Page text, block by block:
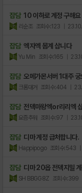
잡담 10 이하로 계정 구해요
리순조 조회수:123 |
잡담 엑자엑 몸계 삽니다
Yu Min 조회수:165 |
잡담 오메가몬서버 1대주
크롬대거 조회수:404 |
잡담 전덱마왕엑or리리엑
요즘추워 조회수:97 |
잡담 디마 계정 급처합니다.
Happipogo 조회수:543
잡담 디마 20옵 전덱지밀
SH BBGG8Z 조회수:399